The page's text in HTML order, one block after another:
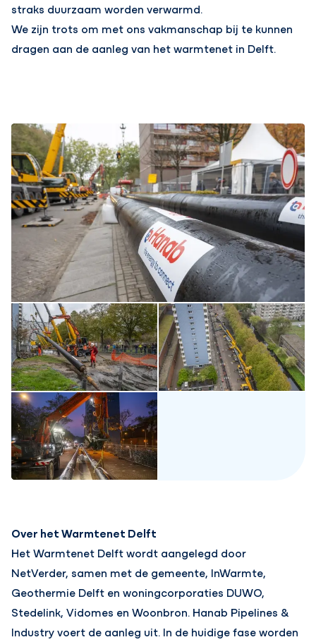
straks duurzaam worden verwarmd.
We zijn trots om met ons vakmanschap bij te kunnen
dragen aan de aanleg van het warmtenet in Delft.
Over het Warmtenet Delft
Het Warmtenet Delft wordt aangelegd door
NetVerder, samen met de gemeente, InWarmte,
Geothermie Delft en woningcorporaties DUWO,
Stedelink, Vidomes en Woonbron. Hanab Pipelines &
Industry voert de aanleg uit. In de huidige fase worden